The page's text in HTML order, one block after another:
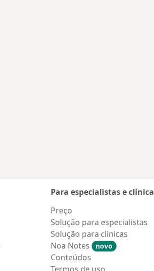
Para especialistas e
Preço
Solução para especialistas
Solução para clinicas
Noa Notes
novo
Conteúdos